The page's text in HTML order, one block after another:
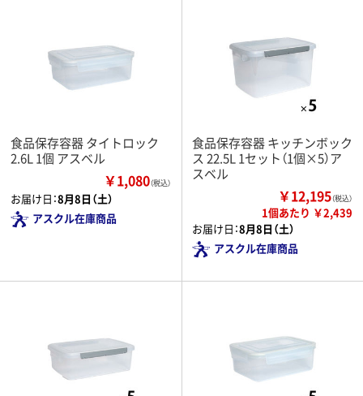
食品保存容器 タイトロック
2.6L 1個 アスベル
￥1,080（税込）
お届け日：8月8日（土）
アスクル在庫商品
食品保存容器 キッチンボック
ス 22.5L 1セット（1個×5）ア
スベル
￥12,195（税込）
1個あたり ￥2,439
お届け日：8月8日（土）
アスクル在庫商品